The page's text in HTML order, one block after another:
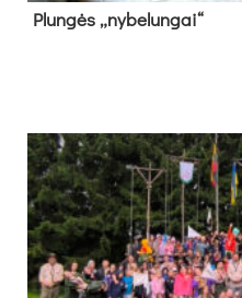
Plun­gės „ny­be­lun­gai“